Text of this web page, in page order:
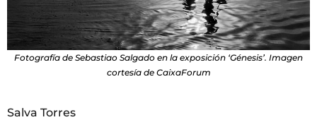
Fotografía de Sebastiao Salgado en la exposición ‘Génesis’. Imagen
cortesía de CaixaForum
Salva Torres